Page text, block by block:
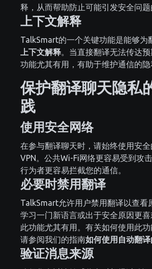
释，从而帮助防止可能引发安全问题
上下文解释
TalkSmart的一个关键功能是能够为
上下文解释 。当直接翻译无法传达
功能尤其有用，有助于维护通信的隐
保护翻译聊天隐私
践
使用安全网络
在参与翻译聊天时，请始终使用安
VPN。公共Wi-Fi网络更容易受到攻
行为者更容易拦截您的通信。
必要时禁用翻译
TalkSmart允许用户禁用翻译以查看
学习一门新语言或出于安全原因更喜
此功能尤其有用。有关如何使用此功
请参阅我们的指南如何使用自动翻
验证消息来源